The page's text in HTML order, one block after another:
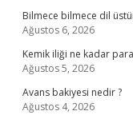
Bilmece bilmece dil
Ağustos 6, 2026
Kemik iliği ne kadar
Ağustos 5, 2026
Avans bakiyesi nedir ?
Ağustos 4, 2026